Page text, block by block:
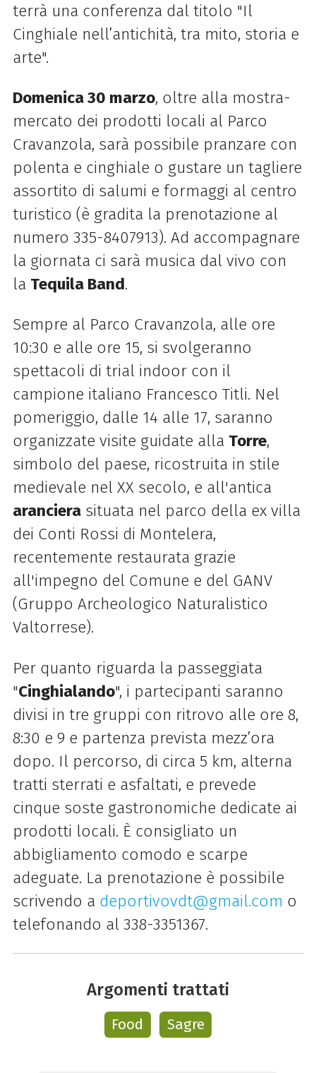
terrà una conferenza dal titolo "Il
Cinghiale nell’antichità, tra mito, storia e
arte".
Domenica 30 marzo, oltre alla mostra-
mercato dei prodotti locali al Parco
Cravanzola, sarà possibile pranzare con
polenta e cinghiale o gustare un tagliere
assortito di salumi e formaggi al centro
turistico (è gradita la prenotazione al
numero 335-8407913). Ad accompagnare
la giornata ci sarà musica dal vivo con
la Tequila Band.
Sempre al Parco Cravanzola, alle ore
10:30 e alle ore 15, si svolgeranno
spettacoli di trial indoor con il
campione italiano Francesco Titli. Nel
pomeriggio, dalle 14 alle 17, saranno
organizzate visite guidate alla Torre,
simbolo del paese, ricostruita in stile
medievale nel XX secolo, e all'antica
arancierasituata nel parco della ex villa
dei Conti Rossi di Montelera,
recentemente restaurata grazie
all'impegno del Comune e del GANV
(Gruppo Archeologico Naturalistico
Valtorrese).
Per quanto riguarda la passeggiata
"Cinghialando", i partecipanti saranno
divisi in tre gruppi con ritrovo alle ore 8,
8:30 e 9 e partenza prevista mezz’ora
dopo. Il percorso, di circa 5 km, alterna
tratti sterrati e asfaltati, e prevede
cinque soste gastronomiche dedicate ai
prodotti locali. È consigliato un
abbigliamento comodo e scarpe
adeguate. La prenotazione è possibile
scrivendo a deportivovdt@gmail.com o
telefonando al 338-3351367.
Argomenti trattati
Food Sagre